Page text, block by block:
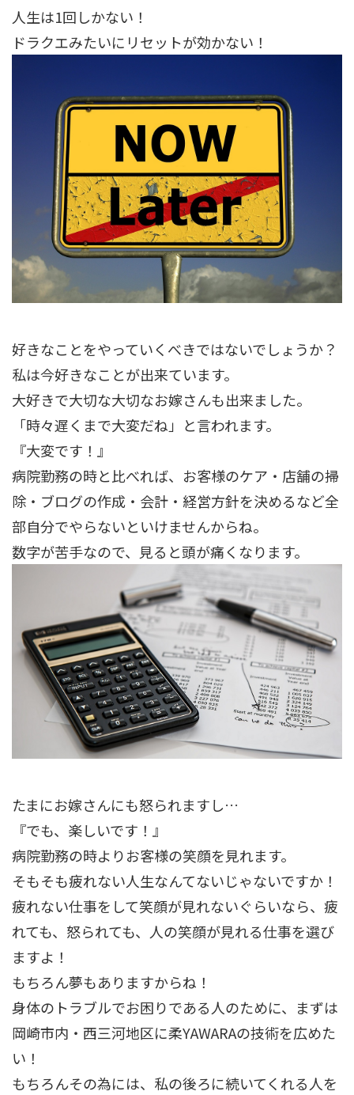
人生は1回しかない！
ドラクエみたいにリセットが効かない！
好きなことをやっていくべきではないでしょうか？
私は今好きなことが出来ています。
大好きで大切な大切なお嫁さんも出来ました。
「時々遅くまで大変だね」と言われます。
『大変です！』
病院勤務の時と比べれば、お客様のケア・店舗の掃
除・ブログの作成・会計・経営方針を決めるなど全
部自分でやらないといけませんからね。
数字が苦手なので、見ると頭が痛くなります。
たまにお嫁さんにも怒られますし…
『でも、楽しいです！』
病院勤務の時よりお客様の笑顔を見れます。
そもそも疲れない人生なんてないじゃないですか！
疲れない仕事をして笑顔が見れないぐらいなら、疲
れても、怒られても、人の笑顔が見れる仕事を選び
ますよ！
もちろん夢もありますからね！
身体のトラブルでお困りである人のために、まずは
岡崎市内・西三河地区に柔YAWARAの技術を広めた
い！
もちろんその為には、私の後ろに続いてくれる人を